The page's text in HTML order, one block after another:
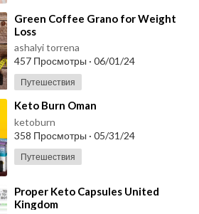
⁣Green Coffee Grano for Weight
Loss
ashalyi torrena
457 Просмотры · 06/01/24
Путешествия
⁣Keto Burn Oman
ketoburn
358 Просмотры · 05/31/24
Путешествия
⁣Proper Keto Capsules United
Kingdom